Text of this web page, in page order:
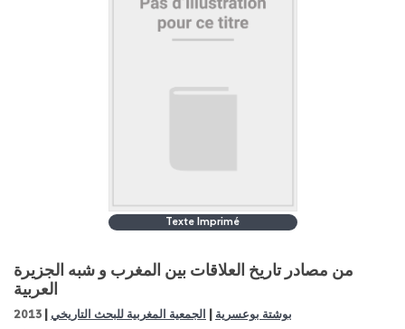
Texte Imprimé
من مصادر تاريخ العلاقات بين المغرب و شبه الجزيرة
العربية
بوشتة بوعسرية الجمعية المغربية للبحث التاريخي 2013